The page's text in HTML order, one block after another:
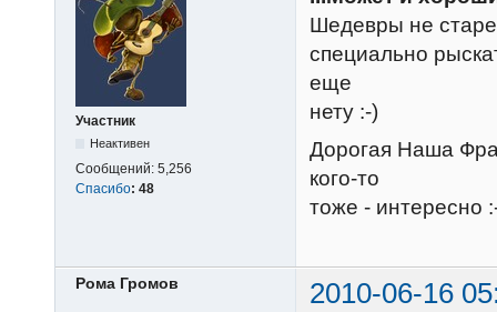
Участник
Неактивен
Сообщений: 5,256
Спасибо: 48
Шедевры не
специально
еще
нету :-)
Дорогая Наша
кого-то
тоже - интересно
Рома Громов 2010-06-16